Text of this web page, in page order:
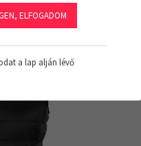
ELFOGADOM
a lap alján lévő